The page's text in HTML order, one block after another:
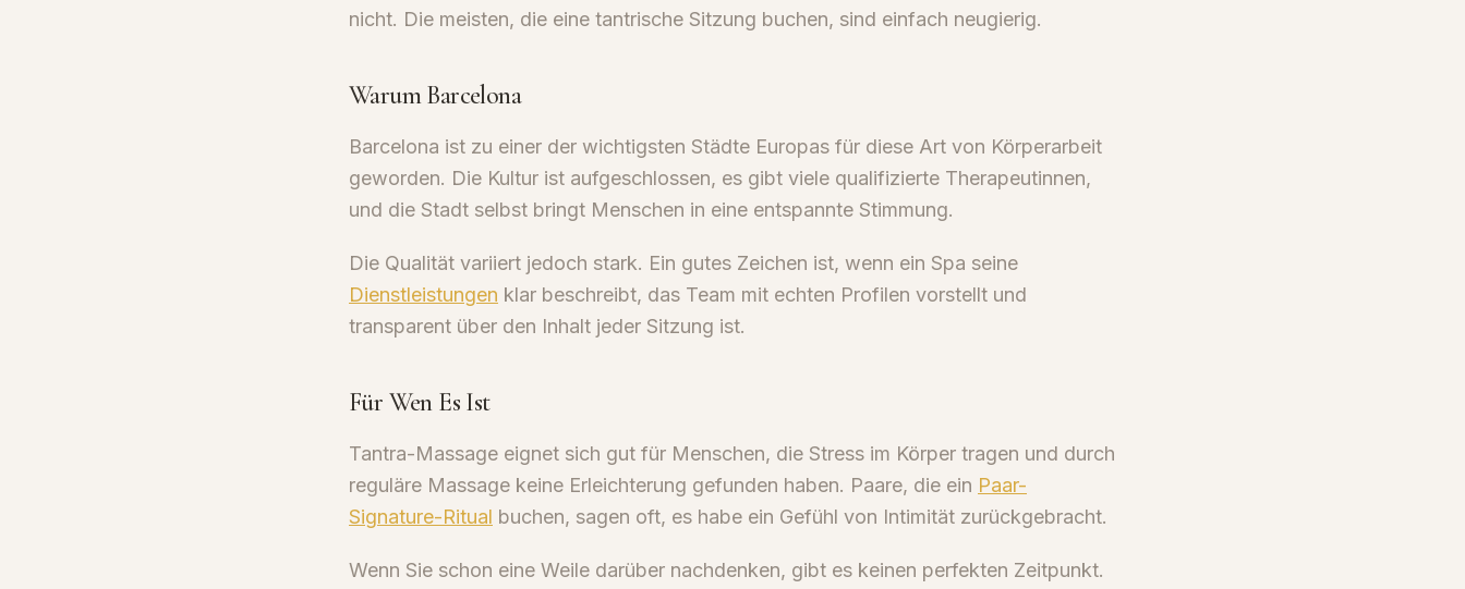
nicht. Die meisten, die eine tantrische Sitzung buchen, sind einfach neugierig.
Warum Barcelona
Barcelona ist zu einer der wichtigsten Städte Europas für diese Art von Körperarbeit
geworden. Die Kultur ist aufgeschlossen, es gibt viele qualifizierte Therapeutinnen,
und die Stadt selbst bringt Menschen in eine entspannte Stimmung.
Die Qualität variiert jedoch stark. Ein gutes Zeichen ist, wenn ein Spa seine
Dienstleistungen klar beschreibt, das Team mit echten Profilen vorstellt und
transparent über den Inhalt jeder Sitzung ist.
Für Wen Es Ist
Tantra-Massage eignet sich gut für Menschen, die Stress im Körper tragen und durch
reguläre Massage keine Erleichterung gefunden haben. Paare, die ein Paar-
Signature-Ritual buchen, sagen oft, es habe ein Gefühl von Intimität zurückgebracht.
Wenn Sie schon eine Weile darüber nachdenken, gibt es keinen perfekten Zeitpunkt.